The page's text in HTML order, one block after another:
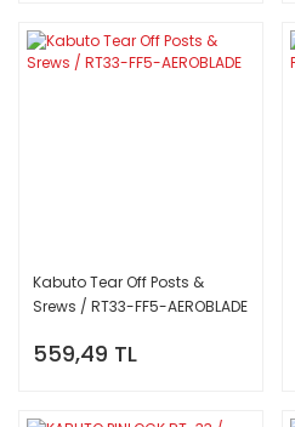
Kabuto Tear Off Posts &
Srews / RT33-FF5-AEROBLADE
559,49 TL